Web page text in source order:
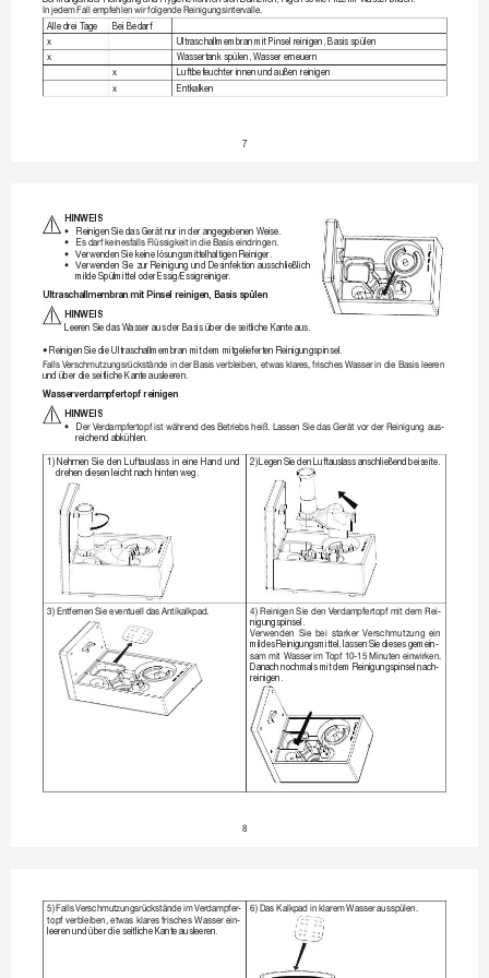
InjedemFallempfehlenwirfolgendeReinigungsintervalle.
Alle drei Tage Bei Bedarf
x Ultraschallmembran mit Pinsel reinigen, Basis spülen
x Wassertank spülen, Wasser erneuern
x
Luftbefeuchter innen und außen reinigen
x
Entkalken
7
HINWEIS
• Reinigen Sie das Gerät nur in der angegebenen Weise.
•
EsdarfkeinesfallsFlüssigkeitindieBasiseindringen.
•
Verwenden Sie keine lösungsmittelhaltigen Reiniger.
•
Verwenden Sie zur Reinigung und Desinfektion ausschließlich
milde Spülmittel oder Essig/Essigreiniger.
Ultraschallmembran mit Pinsel reinigen, Basis spülen
HINWEIS
Leeren Sie das Wasser aus der Basis über die seitliche Kante aus.
• Reinigen Sie die Ultraschallmembran mit dem mitgelieferten Reinigungspinsel.
FallsVerschmutzungsrückständeinderBasisverbleiben, etwasklares,frischesWasserindie Basisleeren
und über die seitliche Kante ausleeren.
Wasserverdampfertopf reinigen
HINWEIS
• Der Verdampfertopfist während desBetriebs heiß. Lassen SiedasGerät vorderReinigung aus-
reichend abkühlen.
1) Nehmen Sie den Luftauslass in eine Hand und 2) Legen Sie den Luftauslass anschließend beiseite.
drehen diesen leicht nach hinten weg.
3)EntfernenSieeventuelldasAntikalkpad. 4) Reinigen Sie den Verdampfertopf mit dem Rei-
nigungspinsel.
Verwenden Sie bei starker Verschmutzung ein
mildes Reinigungsmittel, lassen Sie dieses gemein-
sammit WasserimTopf 10-15Minuteneinwirken.
Danach nochmals mit dem Reinigungspinsel nach-
reinigen.
8
5)FallsVerschmutzungsrückständeimVerdampfer- 6)DasKalkpadinklaremWasserausspülen.
topf verbleiben, etwas klares frisches Wasser ein-
leeren und über die seitliche Kante ausleeren.